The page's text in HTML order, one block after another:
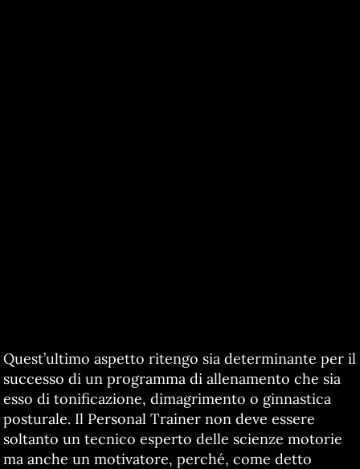
Quest’ultimo aspetto ritengo sia determinante per il
successo di un programma di allenamento che sia
esso di tonificazione, dimagrimento o ginnastica
posturale. Il Personal Trainer non deve essere
soltanto un tecnico esperto delle scienze motorie
ma anche un motivatore, perché, come detto